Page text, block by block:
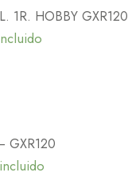
1R. HOBBY GXR120
GXR120